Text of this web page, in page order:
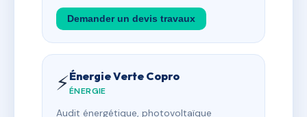
Demander un devis travaux
⚡Énergie Verte Copro
ÉNERGIE
Audit énergétique, photovoltaïque